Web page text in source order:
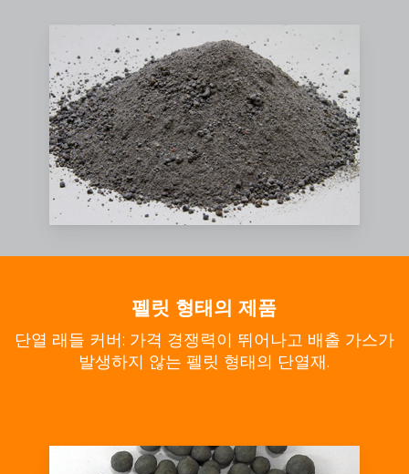
펠릿 형태의 제품
단열 래들 커버: 가격 경쟁력이 뛰어나고 배출 가스가
발생하지 않는 펠릿 형태의 단열재.